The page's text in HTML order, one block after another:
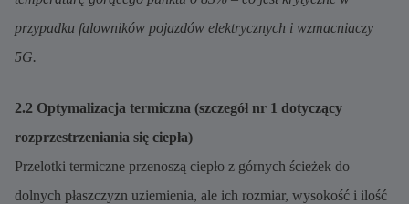
przypadku falowników pojazdów elektrycznych i wzmacniaczy
5G.
2.2 Optymalizacja termiczna (szczegół nr 1 dotyczący
rozprzestrzeniania się ciepła)
Przelotki termiczne przenoszą ciepło z górnych ścieżek do
dolnych płaszczyzn uziemienia, ale ich rozmiar, wysokość i ilość